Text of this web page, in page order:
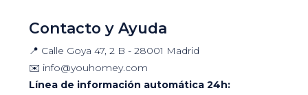
Contacto y Ayuda
📍 Calle Goya 47, 2 B - 28001 Madrid
✉️ info@youhomey.com
Línea de información automática 24h: